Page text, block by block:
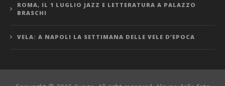
ROMA, IL 1 LUGLIO JAZZ E LETTERATURA A PALAZZO
BRASCHI
VELA: A NAPOLI LA SETTIMANA DELLE VELE D’EPOCA